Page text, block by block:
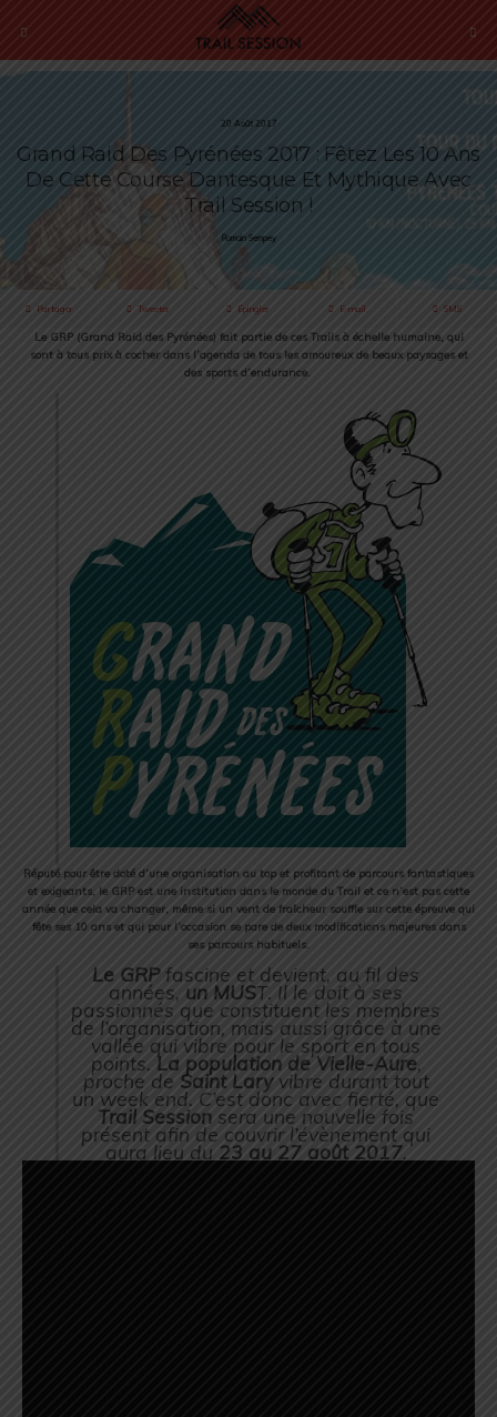
20 Août 2017
Grand Raid Des Pyrénées 2017 : Fêtez Les 10 Ans
De Cette Course Dantesque Et Mythique Avec
Trail Session !
Romain Sempey
Partager Tweeter Épingler E-mail SMS
Le GRP (Grand Raid des Pyrénées) fait partie de ces Trails à échelle humaine, qui
sont à tous prix à cocher dans l’agenda de tous les amoureux de beaux paysages et
des sports d’endurance.
Réputé pour être doté d’une organisation au top et profitant de parcours fantastiques
et exigeants, le GRP est une institution dans le monde du Trail et ce n’est pas cette
année que cela va changer, même si un vent de fraîcheur souffle sur cette épreuve qui
fête ses 10 ans et qui pour l’occasion se pare de deux modifications majeures dans
ses parcours habituels.
Le GRP fascine et devient, au fil des
années, un MUST. Il le doit à ses
passionnés que constituent les membres
de l’organisation, mais aussi grâce à une
vallée qui vibre pour le sport en tous
points. La population de Vielle-Aure,
proche de Saint Laryvibre durant tout
un week end. C’est donc avec fierté, que
Trail Session sera une nouvelle fois
présent afin de couvrir l’évènement qui
aura lieu du 23 au 27 août 2017.